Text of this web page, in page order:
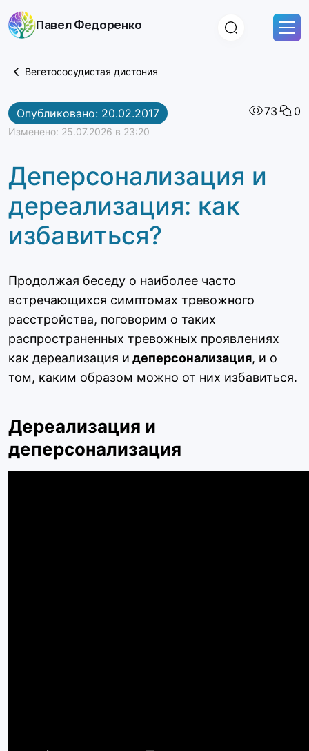
Skip
to
Павел Федоренко
Вегетососудистая дистония
Опубликовано: 20.02.2017
Изменено: 25.07.2026 в 23:20
73 0
Деперсонализация и
дереализация: как
избавиться?
Продолжая беседу о наиболее часто
встречающихся симптомах тревожного
расстройства, поговорим о таких
распространенных тревожных проявлениях
как дереализация и деперсонализация, и о
том, каким образом можно от них избавиться.
Дереализация и
деперсонализация